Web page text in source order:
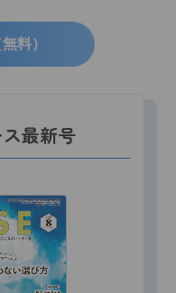
料）
最新号